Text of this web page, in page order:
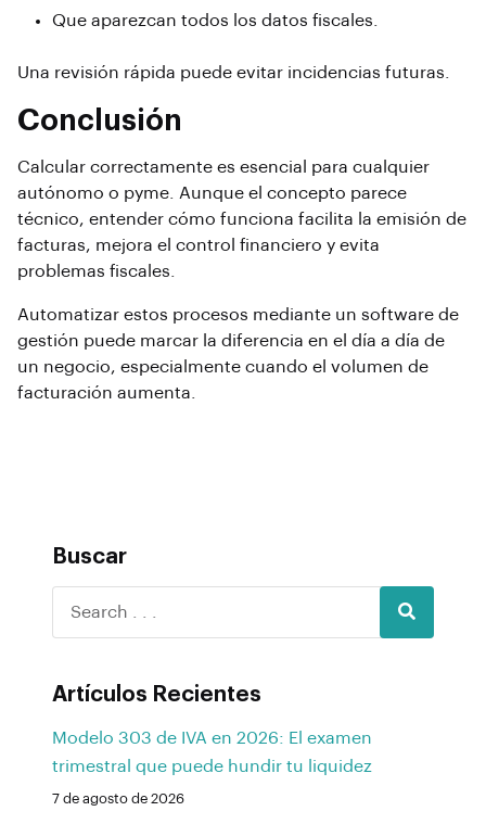
Que aparezcan todos los datos fiscales.
Una revisión rápida puede evitar incidencias futuras.
Conclusión
Calcular correctamente es esencial para cualquier
autónomo o pyme. Aunque el concepto parece
técnico, entender cómo funciona facilita la emisión de
facturas, mejora el control financiero y evita
problemas fiscales.
Automatizar estos procesos mediante un software de
gestión puede marcar la diferencia en el día a día de
un negocio, especialmente cuando el volumen de
facturación aumenta.
Buscar
Artículos Recientes
Modelo 303 de IVA en 2026: El examen
trimestral que puede hundir tu liquidez
7 de agosto de 2026